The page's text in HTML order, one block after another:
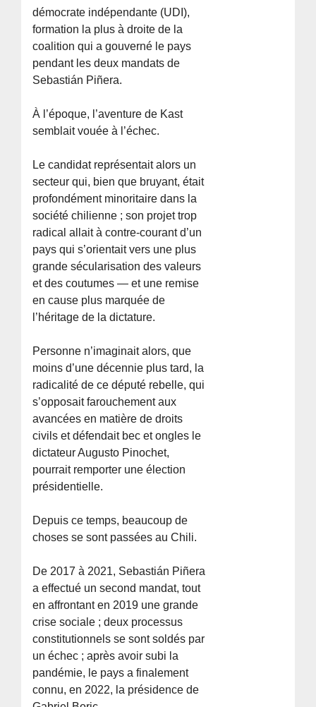
démocrate indépendante (UDI),
formation la plus à droite de la
coalition qui a gouverné le pays
pendant les deux mandats de
Sebastián Piñera.
À l’époque, l’aventure de Kast
semblait vouée à l’échec.
Le candidat représentait alors un
secteur qui, bien que bruyant, était
profondément minoritaire dans la
société chilienne ; son projet trop
radical allait à contre-courant d’un
pays qui s’orientait vers une plus
grande sécularisation des valeurs
et des coutumes — et une remise
en cause plus marquée de
l’héritage de la dictature.
Personne n’imaginait alors, que
moins d’une décennie plus tard, la
radicalité de ce député rebelle, qui
s’opposait farouchement aux
avancées en matière de droits
civils et défendait bec et ongles le
dictateur Augusto Pinochet,
pourrait remporter une élection
présidentielle.
Depuis ce temps, beaucoup de
choses se sont passées au Chili.
De 2017 à 2021, Sebastián Piñera
a effectué un second mandat, tout
en affrontant en 2019 une grande
crise sociale ; deux processus
constitutionnels se sont soldés par
un échec ; après avoir subi la
pandémie, le pays a finalement
connu, en 2022, la présidence de